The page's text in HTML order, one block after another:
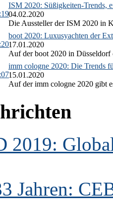
ISM 2020: Süßigkeiten-Trends,
04.02.2020
Die Aussteller der ISM 2020 in
boot 2020: Luxusyachten der
17.01.2020
Auf der boot 2020 in Düsseldorf
imm cologne 2020: Die Trends
15.01.2020
Auf der imm cologne 2020 gibt
2019:
Jahren: